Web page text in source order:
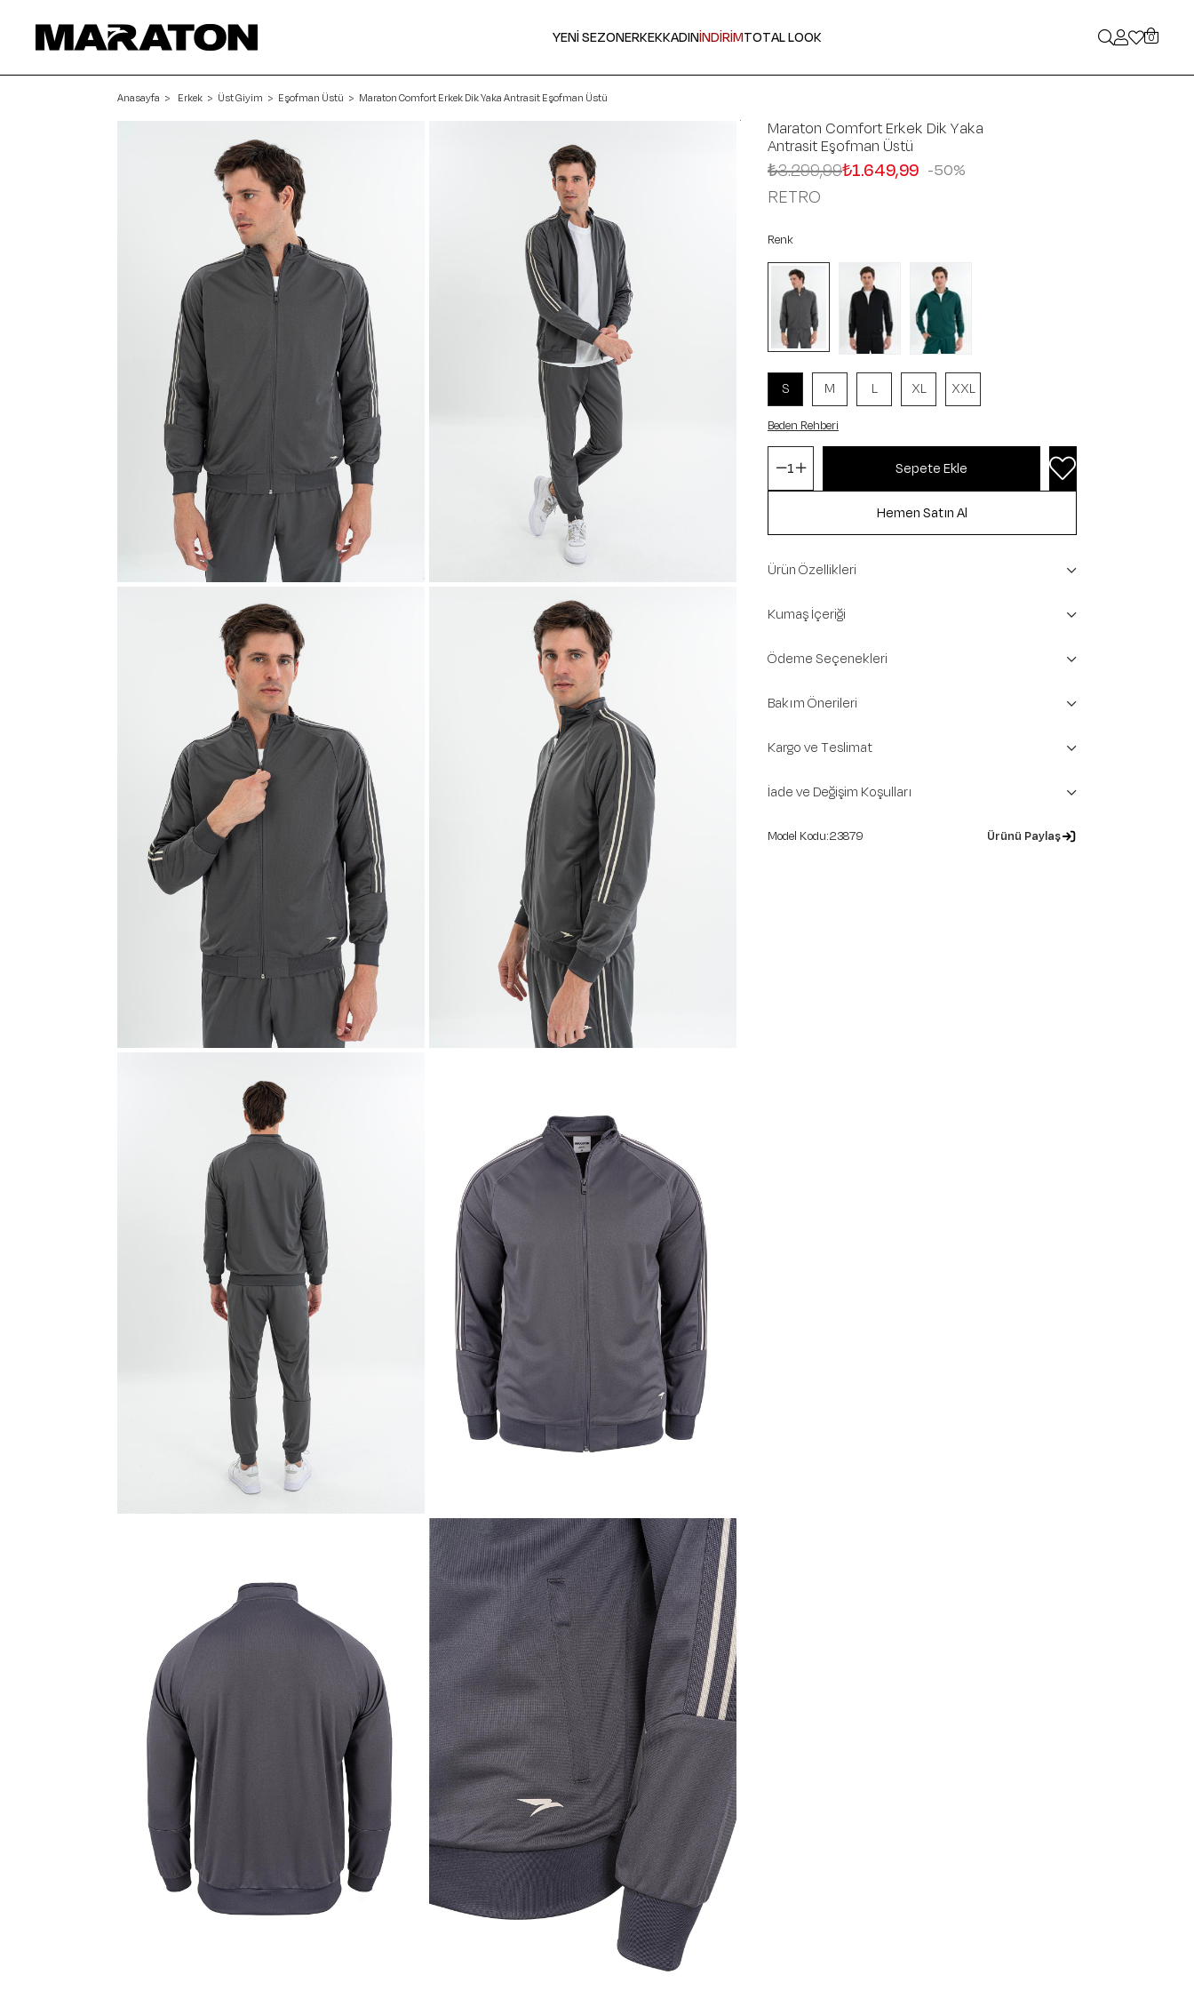
YENİ SEZONERKEKKADINİNDİRİMTOTAL LOOK 0
Anasayfa Erkek Üst Giyim Eşofman Üstü Maraton Comfort Erkek Dik Yaka Antrasit Eşofman Üstü
Maraton Comfort Erkek Dik Yaka
Antrasit Eşofman Üstü
50
₺3.299,99₺1.649,99
RETRO
Renk
S M L XL XXL
Beden Rehberi
Ürün Özellikleri
Kumaş İçeriği
Ödeme Seçenekleri
Bakım Önerileri
Kargo ve Teslimat
İade ve Değişim Koşulları
23879 Ürünü Paylaş